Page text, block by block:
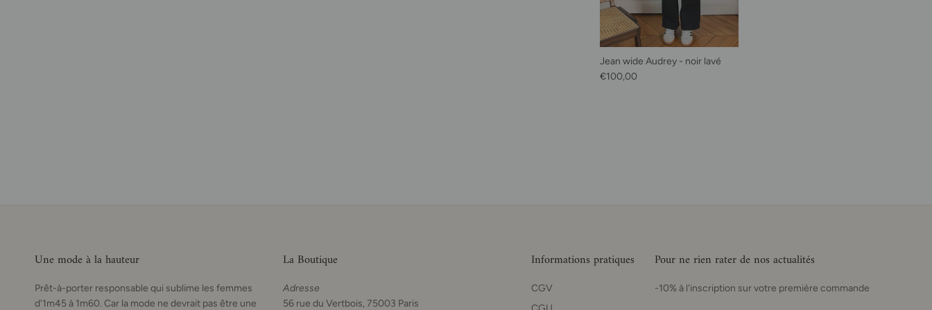
Jean wide Audrey - noir lavé
Prix habituel
€100,00
Une mode à la hauteur
Prêt-à-porter responsable qui sublime les femmes
d'1m45 à 1m60. Car la mode ne devrait pas être une
La Boutique
Adresse
56 rue du Vertbois, 75003 Paris
Informations pratiques
CGV
Pour ne rien rater de nos actualités
-10% à l'inscription sur votre première commande